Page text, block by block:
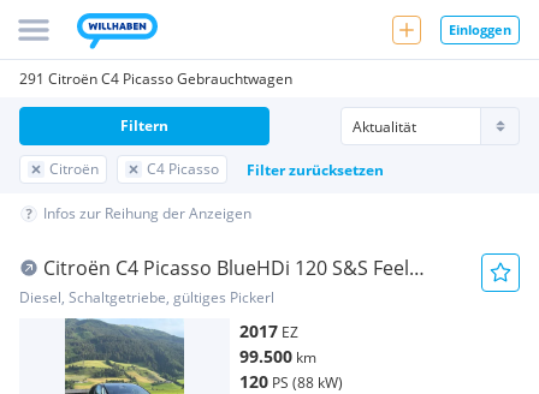
Einloggen
291 Citroën C4 Picasso Gebrauchtwagen
Citroën C4 Picasso Filter zurücksetzen
Filtern
Infos zur Reihung der Anzeigen
Citroën C4 Picasso BlueHDi 120 S&S Feel
Edition
Diesel, Schaltgetriebe, gültiges Pickerl
2017 EZ
99.500 km
120 PS (88 kW)